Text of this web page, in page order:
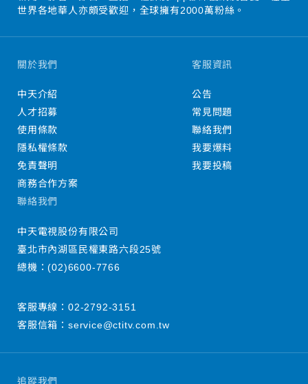
世界各地華人亦頗受歡迎，全球擁有2000萬粉絲。
追蹤我們
關於我們
中天介紹
人才招募
使用條款
隱私權條款
免責聲明
商務合作方案
客服資訊
公告
常見問題
聯絡我們
我要爆料
我要投稿
聯絡我們
中天電視股份有限公司
臺北市內湖區民權東路六段25號
總機：(02)6600-7766
客服專線： 02-2792-3151
客服信箱： service@ctitv.com.tw